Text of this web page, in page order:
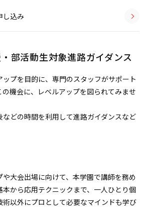
し込み
部活動生対象進路ガイダンス
プを目的に、専門のスタッフがサポート
機会に、レベルアップを図られてみませ
などの時間を利用して進路ガイダンスなど
大会出場に向けて、本学園で講師を務め
本から応用テクニックまで、一人ひとり個
術以外にプロとして必要なマインドも学び